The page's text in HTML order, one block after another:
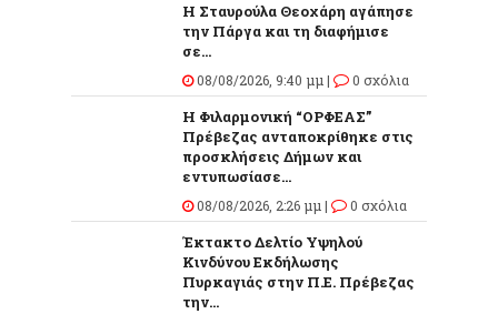
Η Σταυρούλα Θεοχάρη αγάπησε
την Πάργα και τη διαφήμισε
σε...
08/08/2026, 9:40 μμ | 0 σχόλια
Η Φιλαρμονική “ΟΡΦΕΑΣ”
Πρέβεζας ανταποκρίθηκε στις
προσκλήσεις Δήμων και
εντυπωσίασε...
08/08/2026, 2:26 μμ | 0 σχόλια
Έκτακτο Δελτίο Υψηλού
Κινδύνου Εκδήλωσης
Πυρκαγιάς στην Π.Ε. Πρέβεζας
την...